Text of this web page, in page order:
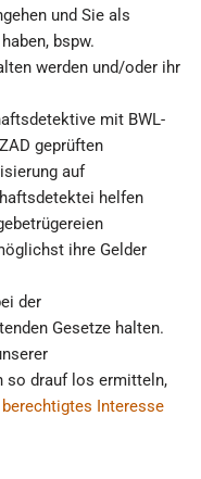
und Sie als
bspw.
werden und/oder ihr
mit BWL-
geprüften
auf
helfen
ihre Gelder
der
Gesetze halten.
so drauf los ermitteln,
berechtigtes Interesse